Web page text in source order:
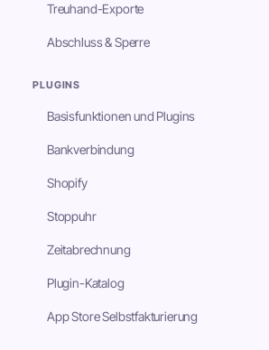
Treuhand-Exporte
Abschluss & Sperre
PLUGINS
Basisfunktionen und Plugins
Bankverbindung
Shopify
Stoppuhr
Zeitabrechnung
Plugin-Katalog
App Store Selbstfakturierung